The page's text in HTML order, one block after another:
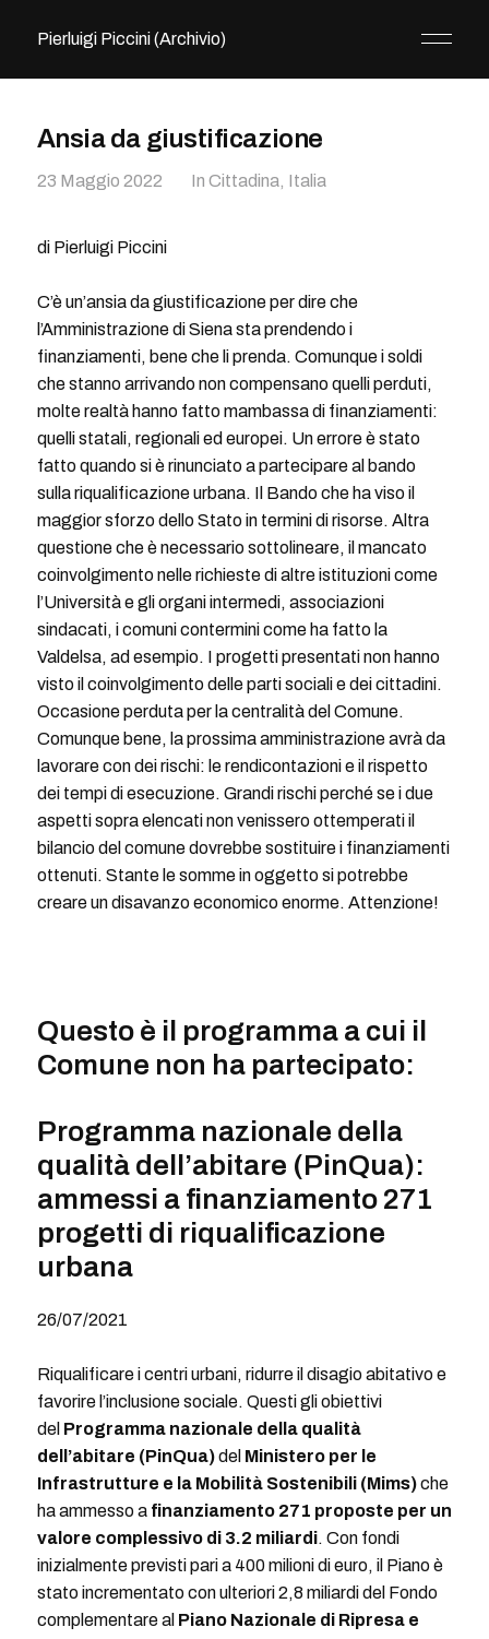
Pierluigi Piccini (Archivio)
Ansia da giustificazione
23 Maggio 2022 In Cittadina, Italia
di Pierluigi Piccini
C’è un’ansia da giustificazione per dire che
l’Amministrazione di Siena sta prendendo i
finanziamenti, bene che li prenda. Comunque i soldi
che stanno arrivando non compensano quelli perduti,
molte realtà hanno fatto mambassa di finanziamenti:
quelli statali, regionali ed europei. Un errore è stato
fatto quando si è rinunciato a partecipare al bando
sulla riqualificazione urbana. Il Bando che ha viso il
maggior sforzo dello Stato in termini di risorse. Altra
questione che è necessario sottolineare, il mancato
coinvolgimento nelle richieste di altre istituzioni come
l’Università e gli organi intermedi, associazioni
sindacati, i comuni contermini come ha fatto la
Valdelsa, ad esempio. I progetti presentati non hanno
visto il coinvolgimento delle parti sociali e dei cittadini.
Occasione perduta per la centralità del Comune.
Comunque bene, la prossima amministrazione avrà da
lavorare con dei rischi: le rendicontazioni e il rispetto
dei tempi di esecuzione. Grandi rischi perché se i due
aspetti sopra elencati non venissero ottemperati il
bilancio del comune dovrebbe sostituire i finanziamenti
ottenuti. Stante le somme in oggetto si potrebbe
creare un disavanzo economico enorme. Attenzione!
Questo è il programma a cui il
Comune non ha partecipato:
Programma nazionale della
qualità dell’abitare (PinQua):
ammessi a finanziamento 271
progetti di riqualificazione
urbana
26/07/2021
Riqualificare i centri urbani, ridurre il disagio abitativo e
favorire l’inclusione sociale. Questi gli obiettivi
del Programma nazionale della qualità
dell’abitare (PinQua)del Ministero per le
Infrastrutture e la Mobilità Sostenibili (Mims)che
ha ammesso a finanziamento 271 proposte per un
valore complessivo di 3.2 miliardi. Con fondi
inizialmente previsti pari a 400 milioni di euro, il Piano è
stato incrementato con ulteriori 2,8 miliardi del Fondo
complementare al Piano Nazionale di Ripresa e